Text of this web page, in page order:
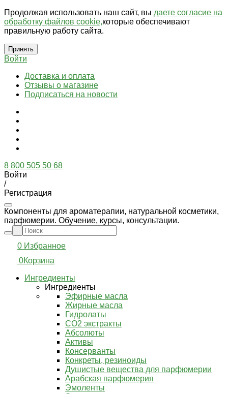
Продолжая использовать наш сайт, вы даете согласие на
обработку файлов cookie,которые обеспечивают
правильную работу сайта.
Принять
Войти
Доставка и оплата
Отзывы о магазине
Подписаться на новости
8 800 505 50 68
Войти
/
Регистрация
Компоненты для ароматерапии, натуральной косметики,
парфюмерии. Обучение, курсы, консультации.
0 Избранное
0Корзина
Ингредиенты
Ингредиенты
Эфирные масла
Жирные масла
Гидролаты
СО2 экстракты
Абсолюты
Активы
Консерванты
Конкреты, резиноиды
Душистые вещества для парфюмерии
Арабская парфюмерия
Эмоленты